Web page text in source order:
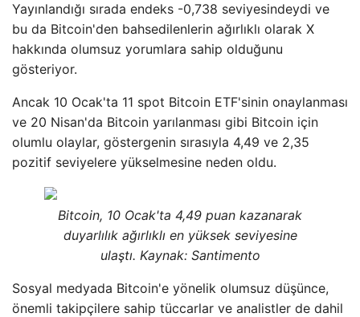
Yayınlandığı sırada endeks -0,738 seviyesindeydi ve
bu da Bitcoin'den bahsedilenlerin ağırlıklı olarak X
hakkında olumsuz yorumlara sahip olduğunu
gösteriyor.
Ancak 10 Ocak'ta 11 spot Bitcoin ETF'sinin onaylanması
ve 20 Nisan'da Bitcoin yarılanması gibi Bitcoin için
olumlu olaylar, göstergenin sırasıyla 4,49 ve 2,35
pozitif seviyelere yükselmesine neden oldu.
Bitcoin, 10 Ocak'ta 4,49 puan kazanarak
duyarlılık ağırlıklı en yüksek seviyesine
ulaştı. Kaynak: Santimento
Sosyal medyada Bitcoin'e yönelik olumsuz düşünce,
önemli takipçilere sahip tüccarlar ve analistler de dahil